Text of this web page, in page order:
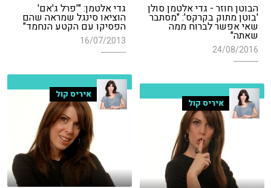
הבוטן חוזר - גדי אלטמן סולן
'בוטן מתוק בקרקס': "מסתבר
שאי אפשר לברוח ממה
שאתה"
24/08/2016
גדי אלטמן: "'פרל ג'אם'
הוציאו סינגל שמראה שהם
הפסיקו עם הקטע הנחמד"
16/07/2013
איריס קול
איריס קול